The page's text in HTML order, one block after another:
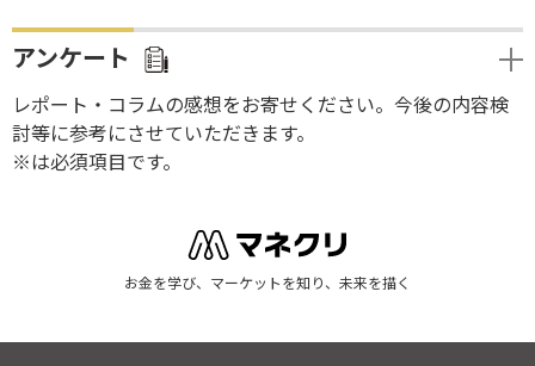
アンケート
レポート・コラムの感想をお寄せください。今後の内容検
討等に参考にさせていただきます。
※は必須項目です。
お金を学び、マーケットを知り、未来を描く